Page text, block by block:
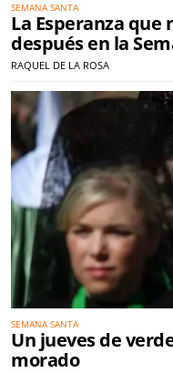
SEMANA SANTA
La Esperanza que
después en la
RAQUEL DE LA ROSA
SEMANA SANTA
Un jueves de
morado